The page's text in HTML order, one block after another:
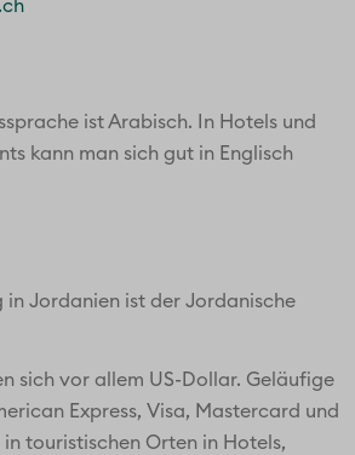
ist Arabisch. In Hotels und
kann man sich gut in Englisch
in Jordanien ist der Jordanische
sich vor allem US-Dollar. Geläufige
Express, Visa, Mastercard und
in touristischen Orten in Hotels,